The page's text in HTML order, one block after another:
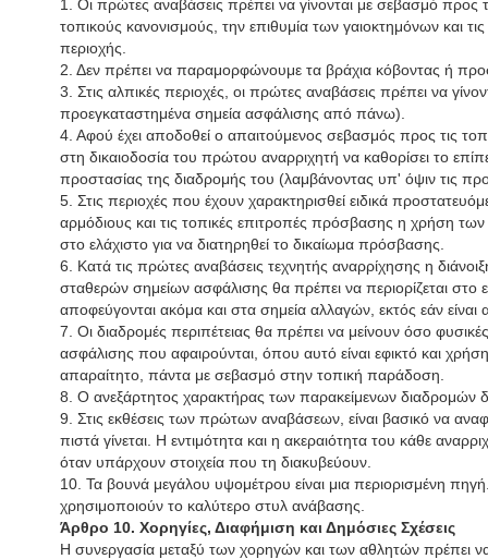
1. Οι πρώτες αναβάσεις πρέπει να γίνονται με σεβασμό
τοπικούς κανονισμούς, την επιθυμία των γαιοκτημόνων και
περιοχής.
2. Δεν πρέπει να παραμορφώνουμε τα βράχια κόβοντας ή
3. Στις αλπικές περιοχές, οι πρώτες αναβάσεις πρέπει να
προεγκαταστημένα σημεία ασφάλισης από πάνω).
4. Αφού έχει αποδοθεί ο απαιτούμενος σεβασμός προς τις
στη δικαιοδοσία του πρώτου αναρριχητή να καθορίσει το
προστασίας της διαδρομής του (λαμβάνοντας υπ' όψιν τις
5. Στις περιοχές που έχουν χαρακτηρισθεί ειδικά
αρμόδιους και τις τοπικές επιτροπές πρόσβασης η χρήση
στο ελάχιστο για να διατηρηθεί το δικαίωμα πρόσβασης.
6. Κατά τις πρώτες αναβάσεις τεχνητής αναρρίχησης η
σταθερών σημείων ασφάλισης θα πρέπει να περιορίζεται στο
αποφεύγονται ακόμα και στα σημεία αλλαγών, εκτός εάν
7. Οι διαδρομές περιπέτειας θα πρέπει να μείνουν όσο
ασφάλισης που αφαιρούνται, όπου αυτό είναι εφικτό και
απαραίτητο, πάντα με σεβασμό στην τοπική παράδοση.
8. Ο ανεξάρτητος χαρακτήρας των παρακείμενων διαδρομών
9. Στις εκθέσεις των πρώτων αναβάσεων, είναι βασικό να
πιστά γίνεται. Η εντιμότητα και η ακεραιότητα του κάθε
όταν υπάρχουν στοιχεία που τη διακυβεύουν.
10. Τα βουνά μεγάλου υψομέτρου είναι μια περιορισμένη
χρησιμοποιούν το καλύτερο στυλ ανάβασης.
Άρθρο 10. Χορηγίες, Διαφήμιση και Δημόσιες Σχέσεις
Η συνεργασία μεταξύ των χορηγών και των αθλητών πρέπει